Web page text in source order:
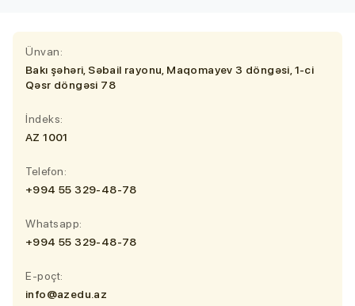
Ünvan:
Bakı şəhəri, Səbail rayonu, Maqomayev 3 döngəsi, 1-ci
Qəsr döngəsi 78
İndeks:
AZ 1001
Telefon:
+994 55 329-48-78
Whatsapp:
+994 55 329-48-78
E-poçt:
info@azedu.az